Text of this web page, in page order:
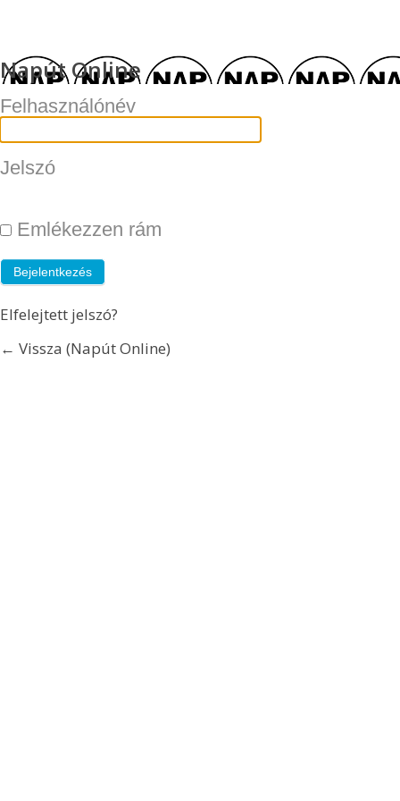
Napút Online
Felhasználónév
Jelszó
Emlékezzen rám
Elfelejtett jelszó?
← Vissza (Napút Online)